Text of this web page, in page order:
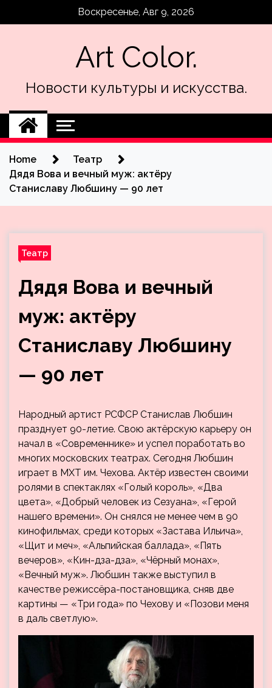
Воскресенье, Авг 9, 2026
Art Color.
Новости культуры и искусства.
Home
Театр
Дядя Вова и вечный муж: актёру
Станиславу Любшину — 90 лет
Театр
Дядя Вова и вечный
муж: актёру
Станиславу Любшину
— 90 лет
Народный артист РСФСР Станислав Любшин
празднует 90-летие. Свою актёрскую карьеру он
начал в «Современнике» и успел поработать во
многих московских театрах. Сегодня Любшин
играет в МХТ им. Чехова. Актёр известен своими
ролями в спектаклях «Голый король», «Два
цвета», «Добрый человек из Сезуана», «Герой
нашего времени». Он снялся не менее чем в 90
кинофильмах, среди которых «Застава Ильича»,
«Щит и меч», «Альпийская баллада», «Пять
вечеров», «Кин-дза-дза», «Чёрный монах»,
«Вечный муж». Любшин также выступил в
качестве режиссёра-постановщика, сняв две
картины — «Три года» по Чехову и «Позови меня
в даль светлую».